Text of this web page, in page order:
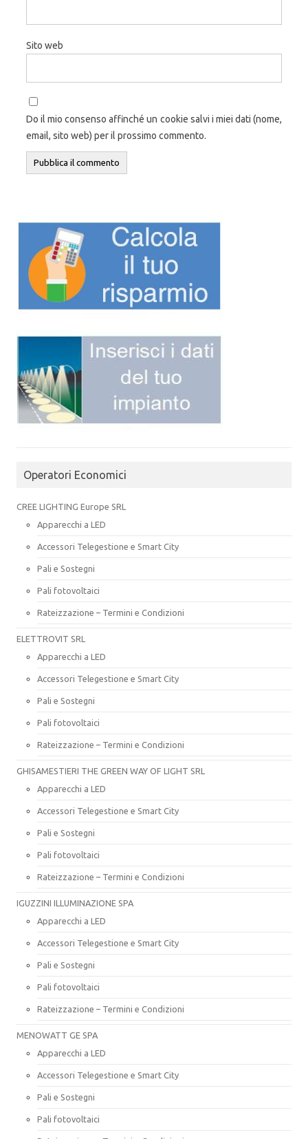
Sito web
Do il mio consenso affinché un cookie salvi i miei dati (nome,
email, sito web) per il prossimo commento.
Operatori Economici
CREE LIGHTING Europe SRL
Apparecchi a LED
Accessori Telegestione e Smart City
Pali e Sostegni
Pali fotovoltaici
Rateizzazione – Termini e Condizioni
ELETTROVIT SRL
Apparecchi a LED
Accessori Telegestione e Smart City
Pali e Sostegni
Pali fotovoltaici
Rateizzazione – Termini e Condizioni
GHISAMESTIERI THE GREEN WAY OF LIGHT SRL
Apparecchi a LED
Accessori Telegestione e Smart City
Pali e Sostegni
Pali fotovoltaici
Rateizzazione – Termini e Condizioni
IGUZZINI ILLUMINAZIONE SPA
Apparecchi a LED
Accessori Telegestione e Smart City
Pali e Sostegni
Pali fotovoltaici
Rateizzazione – Termini e Condizioni
MENOWATT GE SPA
Apparecchi a LED
Accessori Telegestione e Smart City
Pali e Sostegni
Pali fotovoltaici